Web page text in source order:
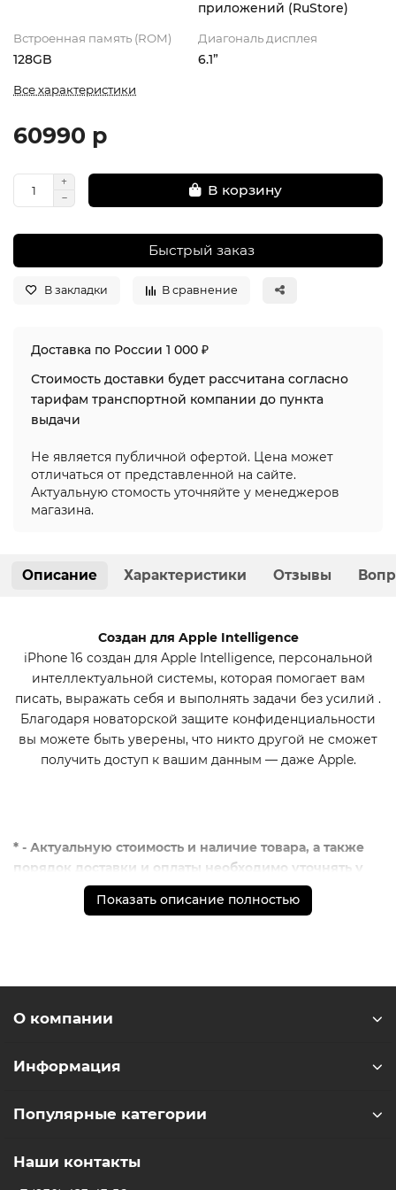
приложений (RuStore)
Встроенная память (ROM)
128GB
Диагональ дисплея
6.1”
Все характеристики
60990 р
В корзину
Быстрый заказ
В закладки В сравнение
Доставка по России 1 000 ₽
Стоимость доставки будет рассчитана согласно
тарифам транспортной компании до пункта
выдачи
Не является публичной офертой. Цена может
отличаться от представленной на сайте.
Актуальную стомость уточняйте у менеджеров
магазина.
Описание Характеристики Отзывы
Создан для Apple Intelligence
iPhone 16 создан для Apple Intelligence, персональной
интеллектуальной системы, которая помогает вам
писать, выражать себя и выполнять задачи без усилий .
Благодаря новаторской защите конфиденциальности
вы можете быть уверены, что никто другой не сможет
получить доступ к вашим данным — даже Apple.
* - Актуальную стоимость и наличие товара, а также
порядок доставки и оплаты необходимо уточнять у
менеджеров магазина.
** - На момент покупки не предустановлены
Показать описание полностью
О компании
Информация
Популярные категории
Наши контакты